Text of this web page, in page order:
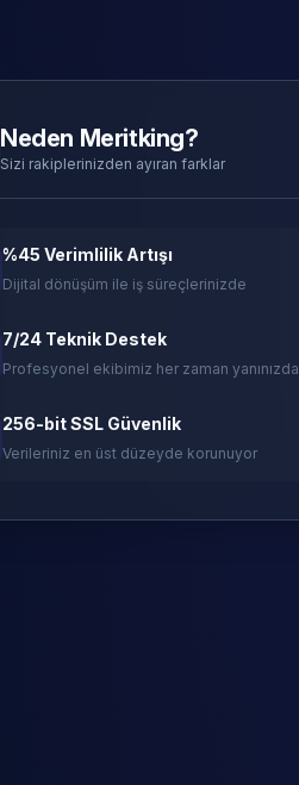
Neden Meritking?
Sizi rakiplerinizden ayıran farklar
%45 Verimlilik Artışı
Dijital dönüşüm ile iş süreçlerinizde
7/24 Teknik Destek
Profesyonel ekibimiz her zaman yanınızda
256-bit SSL Güvenlik
Verileriniz en üst düzeyde korunuyor